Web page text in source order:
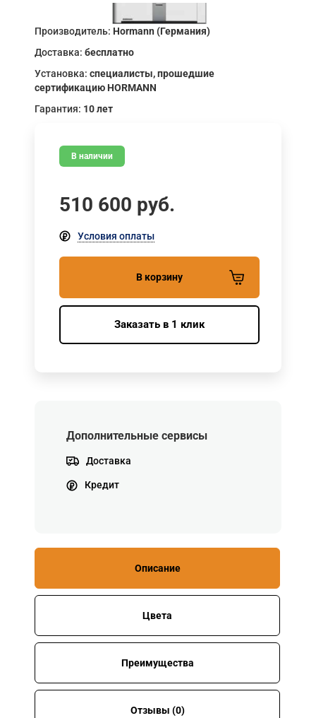
Производитель: Hormann (Германия)
Доставка: бесплатно
Установка: специалисты, прошедшие
сертификацию HORMANN
Гарантия: 10 лет
В наличии
510 600 руб.
Условия оплаты
В корзину
Заказать в 1 клик
Дополнительные сервисы
Доставка
Кредит
Описание
Цвета
Преимущества
Отзывы (0)